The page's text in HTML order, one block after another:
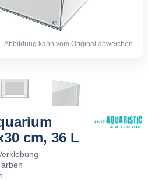
Abbildung kann vom Original abweichen.
cm, 36 L